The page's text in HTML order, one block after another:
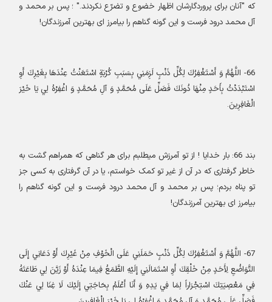
که"آنان برای پروردگارشان اظهار خضوع و تضرّع نکردند." ؛ پس بر محمد و
آل محمد درود فرست و این گونه گناهم را بیامرز ای بهترین آمرزندگان!
66- اللَّهُمَّ وَ أَسْتَغْفِرُكَ لِكُلِّ ذَنْبٍ لَزِمَنِي بِسَبَبِ كُرْبَةٍ اسْتَعَنْتُ عِنْدَهَا بِغَيْرِكَ أَوِ
اسْتَبْدَدْتُ بِأَحَدٍ مِنْهَا دُونَكَ فَصَلِّ عَلَى مُحَمَّدٍ وَ آلِ مُحَمَّدٍ وَ اغْفِرْهُ لِي يَا خَيْرَ
الْغَافِرِينَ.
بند66: بار خدایا ! از تو آمرزش میطلبم برای هر گناهی که همراهم گشت به
خاطر گرفتاری که در آن از غیر تو کمک خواستم، یا در آن گرفتاری به کسی جز
تو پناه بردم؛ پس بر محمد و آل محمد درود فرست و این گونه گناهم را
بیامرز ای بهترین آمرزندگان!
67- اللَّهُمَّ وَ أَسْتَغْفِرُكَ لِكُلِّ ذَنْبٍ حَمَلَنِي عَلَى الْخَوْفِ مِنْ غَيْرِكَ أَوْ دَعَانِي إِلَى
التَّوَاضُعِ لِأَحَدٍ مِنْ خَلْقِكَ أَوِ اسْتَمَالَنِي إِلَيْهِ الطَّمَعُ فِيمَا عِنْدَهُ أَوْ زَيَّنَ لِي طَاعَتَهُ
فِي مَعْصِيَتِكَ اسْتِجْرَاراً لِمَا فِي يَدِهِ وَ أَنَا أَعْلَمُ بِحَاجَتِي إِلَيْكَ لَا غِنَا لِي عَنْكَ